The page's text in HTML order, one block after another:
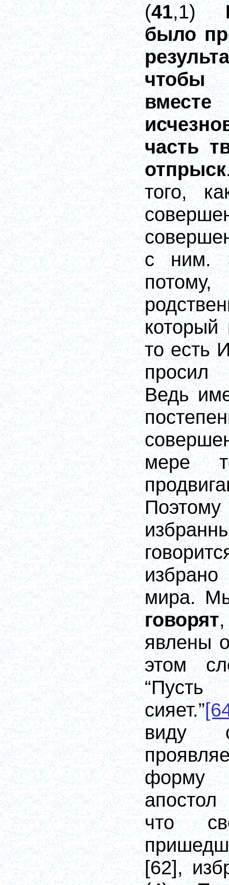
(41,1)
было
часть
отпрыск
того,
с ним.
то есть
просил
Ведь
мере
мира.
говорят
явлены
этом
сияет.”
виду
форму
что
[62],